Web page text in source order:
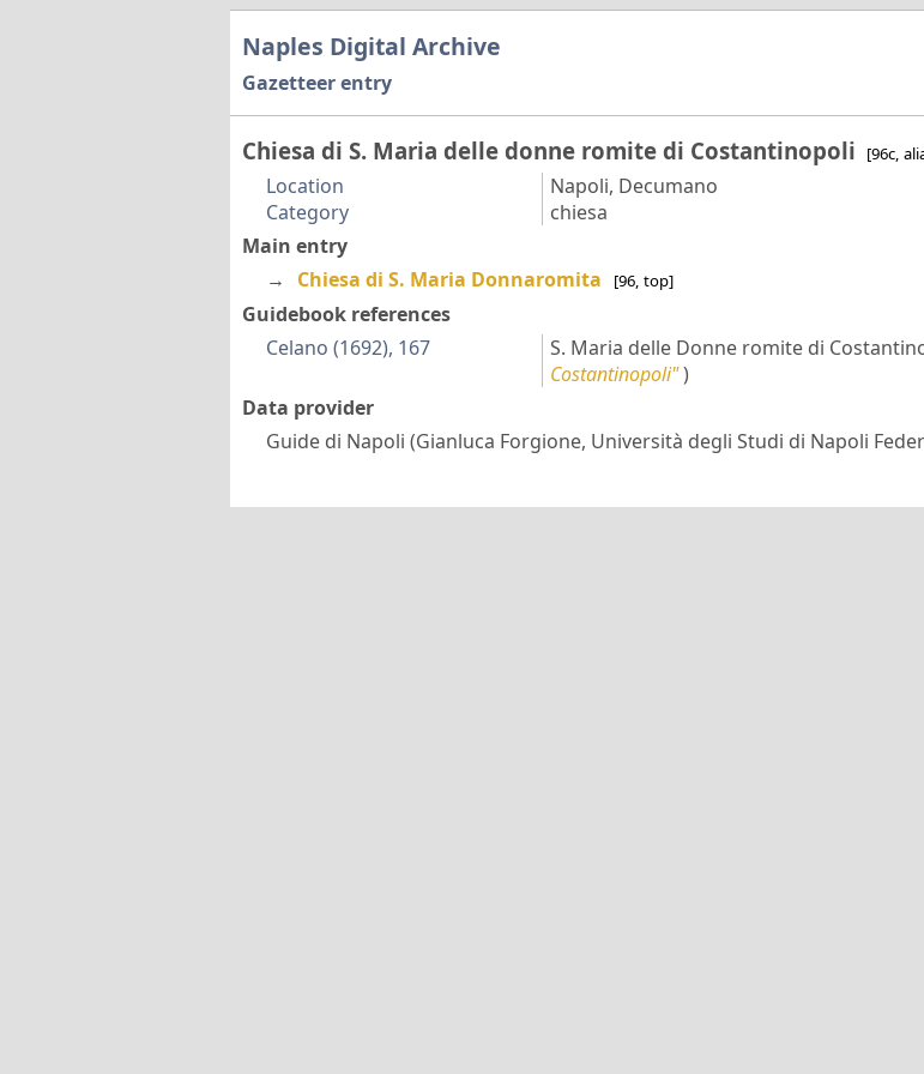
Naples Digital Archive
Gazetteer entry
Chiesa di S. Maria delle donne romite di Costantinopoli [96c,
Location
Napoli, Decumano
Category
chiesa
Main entry
→
Chiesa di S. Maria Donnaromita [96, top]
Guidebook references
Celano (1692), 167
S. Maria delle Donne romite di
Costantinopoli")
Data provider
Guide di Napoli (Gianluca Forgione, Università degli Studi di Napoli